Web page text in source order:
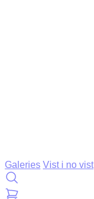
Galeries Vist i no vist